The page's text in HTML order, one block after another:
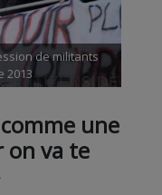
de militants
2013
une
on va te